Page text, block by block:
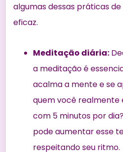
algumas dessas práticas
eficaz.
Meditação diária:
a meditação é
acalma a mente e se
quem você realmente
com 5 minutos por
pode aumentar esse
respeitando seu ritmo.